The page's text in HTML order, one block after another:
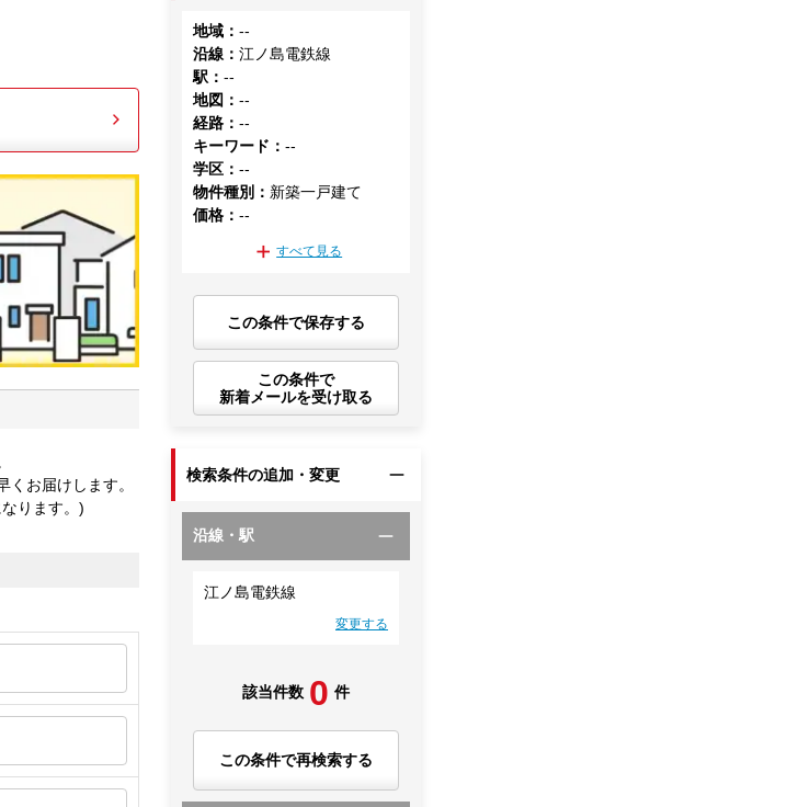
お届けします。
ります。)
地域 ：--
沿線 ：江ノ島電鉄線
駅 ：--
地図 ：--
経路 ：--
キーワード ：--
学区 ：--
物件種別 ： 新築一戸建て
価格 ：--
すべて見る
この条件で保存する
この条件で
新着メールを受け取る
検索条件の追加・変更
沿線・駅
江ノ島電鉄線
変更する
該当件数 0 件
この条件で再検索する